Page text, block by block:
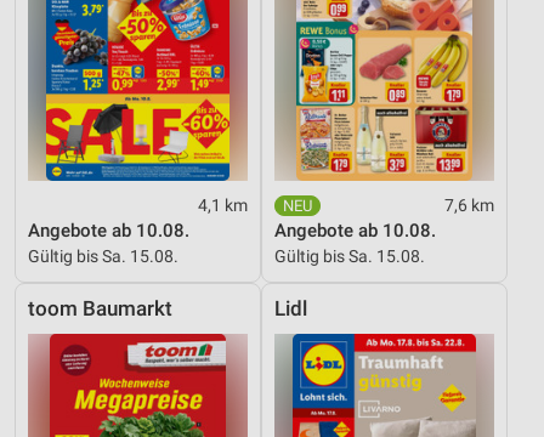
4,1 km
Angebote ab 10.08.
Gültig bis Sa. 15.08.
7,6 km
Angebote ab 10.08.
Gültig bis Sa. 15.08.
toom Baumarkt Lidl